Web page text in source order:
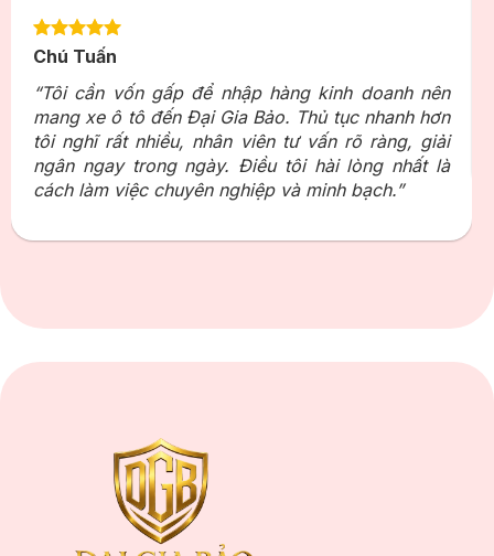
Chú Tuấn
“Tôi cần vốn gấp để nhập hàng kinh doanh nên
mang xe ô tô đến Đại Gia Bảo. Thủ tục nhanh hơn
tôi nghĩ rất nhiều, nhân viên tư vấn rõ ràng, giải
ngân ngay trong ngày. Điều tôi hài lòng nhất là
cách làm việc chuyên nghiệp và minh bạch.”